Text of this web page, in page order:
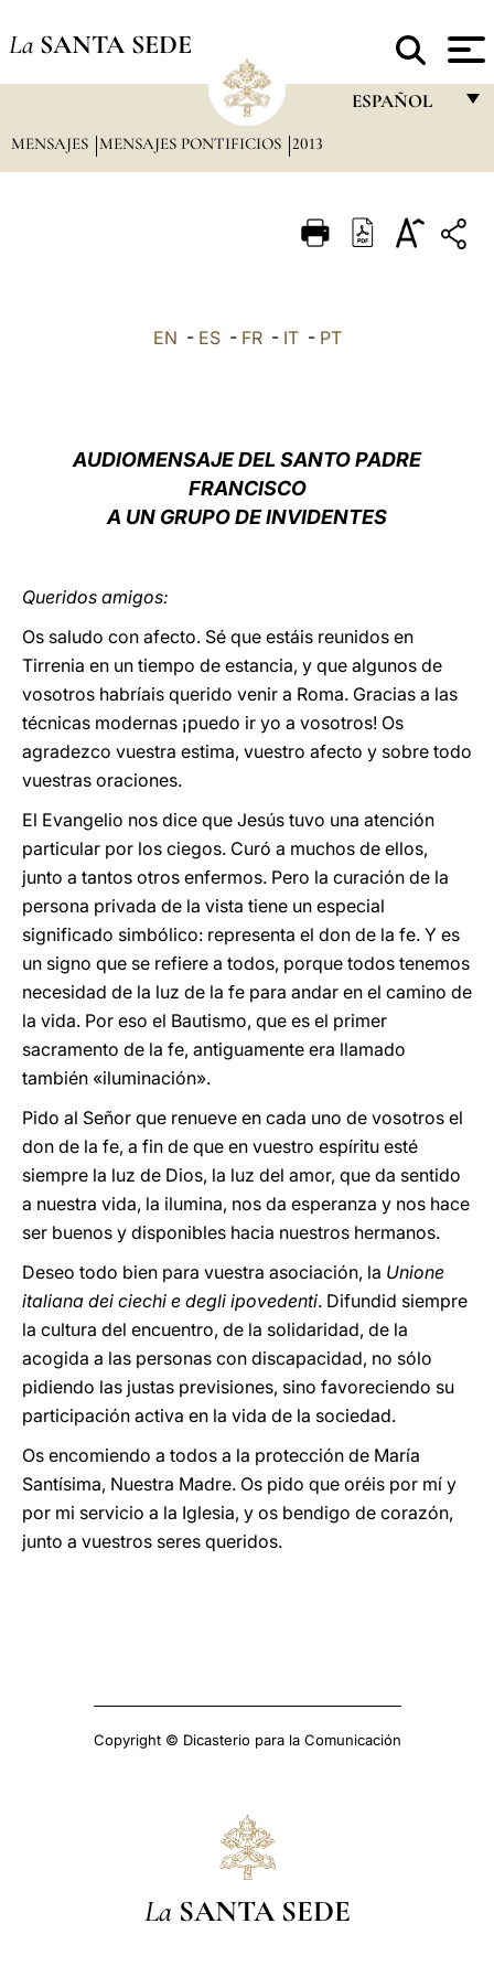
La SANTA SEDE
ESPAÑOL
ITALIANO
LATINE
MENSAJES MENSAJES PONTIFICIOS 2013
EN - ES- FR- IT- PT
AUDIOMENSAJE DEL SANTO PADRE
FRANCISCO
A UN GRUPO DE INVIDENTES
Queridos amigos:
Os saludo con afecto. Sé que estáis reunidos en
Tirrenia en un tiempo de estancia, y que algunos de
vosotros habríais querido venir a Roma. Gracias a las
técnicas modernas ¡puedo ir yo a vosotros! Os
agradezco vuestra estima, vuestro afecto y sobre todo
vuestras oraciones.
El Evangelio nos dice que Jesús tuvo una atención
particular por los ciegos. Curó a muchos de ellos,
junto a tantos otros enfermos. Pero la curación de la
persona privada de la vista tiene un especial
significado simbólico: representa el don de la fe. Y es
un signo que se refiere a todos, porque todos tenemos
necesidad de la luz de la fe para andar en el camino de
la vida. Por eso el Bautismo, que es el primer
sacramento de la fe, antiguamente era llamado
también «iluminación».
Pido al Señor que renueve en cada uno de vosotros el
don de la fe, a fin de que en vuestro espíritu esté
siempre la luz de Dios, la luz del amor, que da sentido
a nuestra vida, la ilumina, nos da esperanza y nos hace
ser buenos y disponibles hacia nuestros hermanos.
Deseo todo bien para vuestra asociación, la Unione
italiana dei ciechi e degli ipovedenti. Difundid siempre
la cultura del encuentro, de la solidaridad, de la
acogida a las personas con discapacidad, no sólo
pidiendo las justas previsiones, sino favoreciendo su
participación activa en la vida de la sociedad.
Os encomiendo a todos a la protección de María
Santísima, Nuestra Madre. Os pido que oréis por mí y
por mi servicio a la Iglesia, y os bendigo de corazón,
junto a vuestros seres queridos.
Copyright © Dicasterio para la Comunicación
La SANTA SEDE